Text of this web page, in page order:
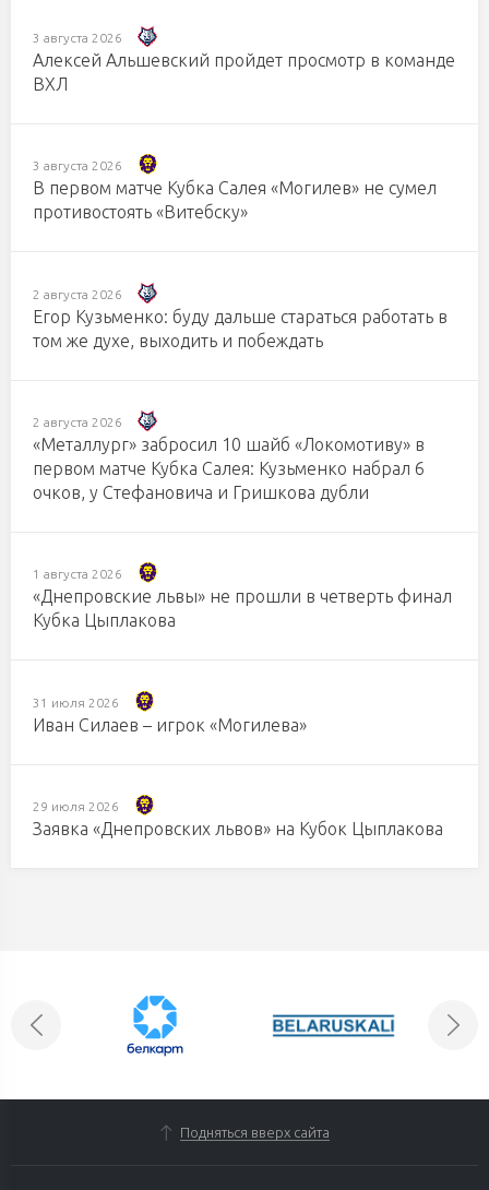
3 августа 2026
Алексей Альшевский пройдет просмотр в команде
ВХЛ
3 августа 2026
В первом матче Кубка Салея «Могилев» не сумел
противостоять «Витебску»
2 августа 2026
Егор Кузьменко: буду дальше стараться работать в
том же духе, выходить и побеждать
2 августа 2026
«Металлург» забросил 10 шайб «Локомотиву» в
первом матче Кубка Салея: Кузьменко набрал 6
очков, у Стефановича и Гришкова дубли
1 августа 2026
«Днепровские львы» не прошли в четверть финал
Кубка Цыплакова
31 июля 2026
Иван Силаев – игрок «Могилева»
29 июля 2026
Заявка «Днепровских львов» на Кубок Цыплакова
Подняться вверх сайта